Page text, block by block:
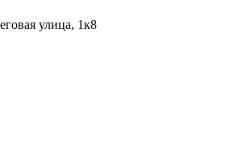
улица, 1к8